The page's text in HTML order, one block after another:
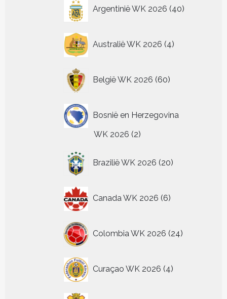
Argentinië WK 2026 40
producten
Australië WK 2026 4
producten
België WK 2026 60
producten
Bosnië en Herzegovina
WK 2026 22
Brazilië WK 2026 20
producten
Canada WK 2026 6
producten
Colombia WK 2026 24
producten
Curaçao WK 2026 4
producten